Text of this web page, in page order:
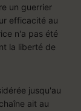
un guerrier
efficacité au
n'a pas été
la liberté de
jusqu'au
ait au